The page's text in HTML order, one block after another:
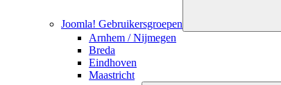
Joomla! Gebruikersgroepen
Arnhem / Nijmegen
Breda
Eindhoven
Maastricht